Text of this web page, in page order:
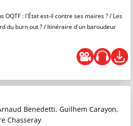
OQTF : l'État est-il contre ses maires ? / Les
du burn out ? / Itinéraire d'un baroudeur
Benedetti, Guilhem Carayon,
Chasseray